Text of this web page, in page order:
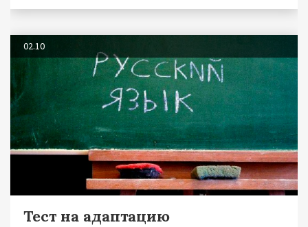
02.10
Тест на адаптацию